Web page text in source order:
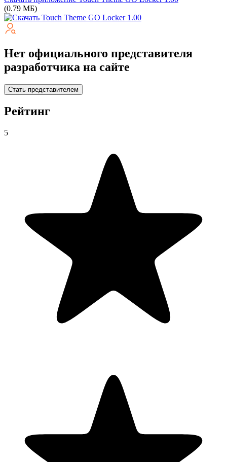
(0.79 МБ)
Нет официального представителя
разработчика на сайте
Стать представителем
Рейтинг
5